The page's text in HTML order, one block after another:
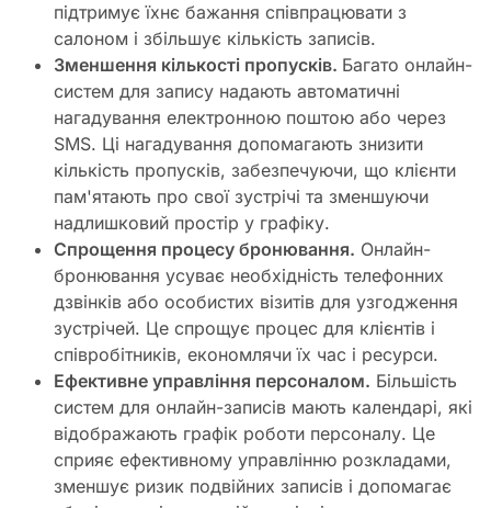
підтримує їхнє бажання співпрацювати з
салоном і збільшує кількість записів.
Зменшення кількості пропусків. Багато онлайн-
систем для запису надають автоматичні
нагадування електронною поштою або через
SMS. Ці нагадування допомагають знизити
кількість пропусків, забезпечуючи, що клієнти
пам'ятають про свої зустрічі та зменшуючи
надлишковий простір у графіку.
Спрощення процесу бронювання. Онлайн-
бронювання усуває необхідність телефонних
дзвінків або особистих візитів для узгодження
зустрічей. Це спрощує процес для клієнтів і
співробітників, економлячи їх час і ресурси.
Ефективне управління персоналом. Більшість
систем для онлайн-записів мають календарі, які
відображають графік роботи персоналу. Це
сприяє ефективному управлінню розкладами,
зменшує ризик подвійних записів і допомагає